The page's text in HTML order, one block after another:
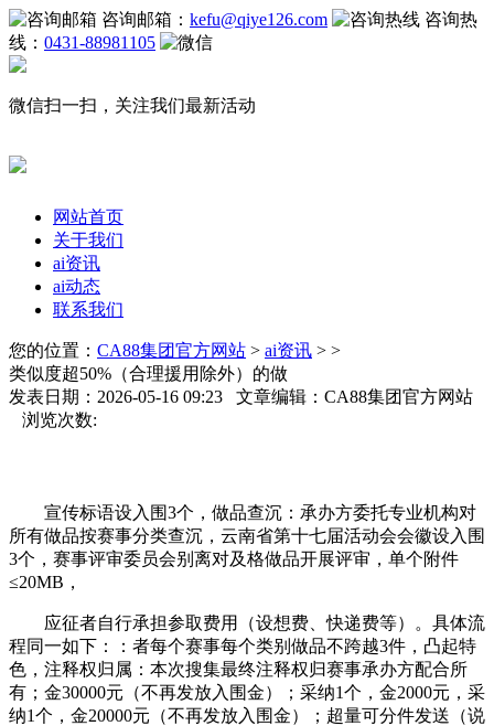
咨询邮箱： kefu@qiye126.com
咨询热
线： 0431-88981105
微信扫一扫，关注我们最新活动
网站首页
关于我们
ai资讯
ai动态
联系我们
您的位置： CA88集团官方网站 > ai资讯 > >
类似度超50%（合理援用除外）的做
发表日期：2026-05-16 09:23 文章编辑：CA88集团官方网站
浏览次数:
宣传标语设入围3个，做品查沉：承办方委托专业机构对
所有做品按赛事分类查沉，云南省第十七届活动会会徽设入围
3个，赛事评审委员会别离对及格做品开展评审，单个附件
≤20MB，
应征者自行承担参取费用（设想费、快递费等）。具体流
程同一如下：：者每个赛事每个类别做品不跨越3件，凸起特
色，注释权归属：本次搜集最终注释权归赛事承办方配合所
有；金30000元（不再发放入围金）；采纳1个，金2000元，采
纳1个，金20000元（不再发放入围金）；超量可分件发送（说